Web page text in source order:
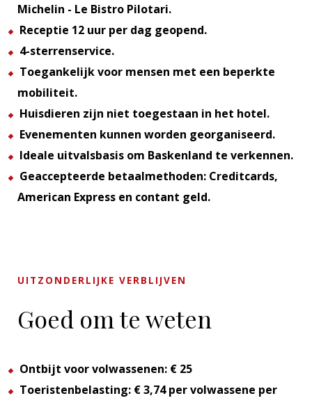
Michelin - Le Bistro Pilotari.
Receptie 12 uur per dag geopend.
4-sterrenservice.
Toegankelijk voor mensen met een beperkte
mobiliteit.
Huisdieren zijn niet toegestaan in het hotel.
Evenementen kunnen worden georganiseerd.
Ideale uitvalsbasis om Baskenland te verkennen.
Geaccepteerde betaalmethoden: Creditcards,
American Express en contant geld.
UITZONDERLIJKE VERBLIJVEN
Goed om te weten
Ontbijt voor volwassenen: € 25
Toeristenbelasting: € 3,74 per volwassene per